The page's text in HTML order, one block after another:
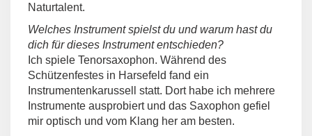
Naturtalent.
Welches Instrument spielst du und warum hast du
dich für dieses Instrument entschieden?
Ich spiele Tenorsaxophon. Während des
Schützenfestes in Harsefeld fand ein
Instrumentenkarussell statt. Dort habe ich mehrere
Instrumente ausprobiert und das Saxophon gefiel
mir optisch und vom Klang her am besten.